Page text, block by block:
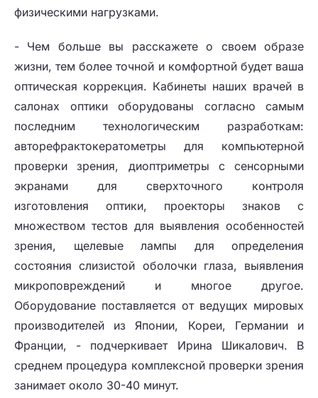
физическими нагрузками.
- Чем больше вы расскажете о своем образе
жизни, тем более точной и комфортной будет ваша
оптическая коррекция. Кабинеты наших врачей в
салонах оптики оборудованы согласно самым
последним технологическим разработкам:
авторефрактокератометры для компьютерной
проверки зрения, диоптриметры с сенсорными
экранами для сверхточного контроля
изготовления оптики, проекторы знаков с
множеством тестов для выявления особенностей
зрения, щелевые лампы для определения
состояния слизистой оболочки глаза, выявления
микроповреждений и многое другое.
Оборудование поставляется от ведущих мировых
производителей из Японии, Кореи, Германии и
Франции, - подчеркивает Ирина Шикалович. В
среднем процедура комплексной проверки зрения
занимает около 30-40 минут.